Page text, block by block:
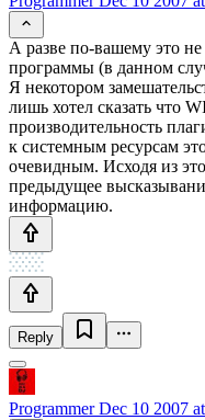
А разве по-вашему это не
программы (в данном
Я некотором
лишь хотел сказать что
производительность
к системным ресурсам
очевидным. Исходя из
предыдущее
информацию.
Reply
ProgrammerDec 10 2007